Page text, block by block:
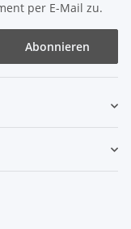
per E-Mail zu.
Abonnieren